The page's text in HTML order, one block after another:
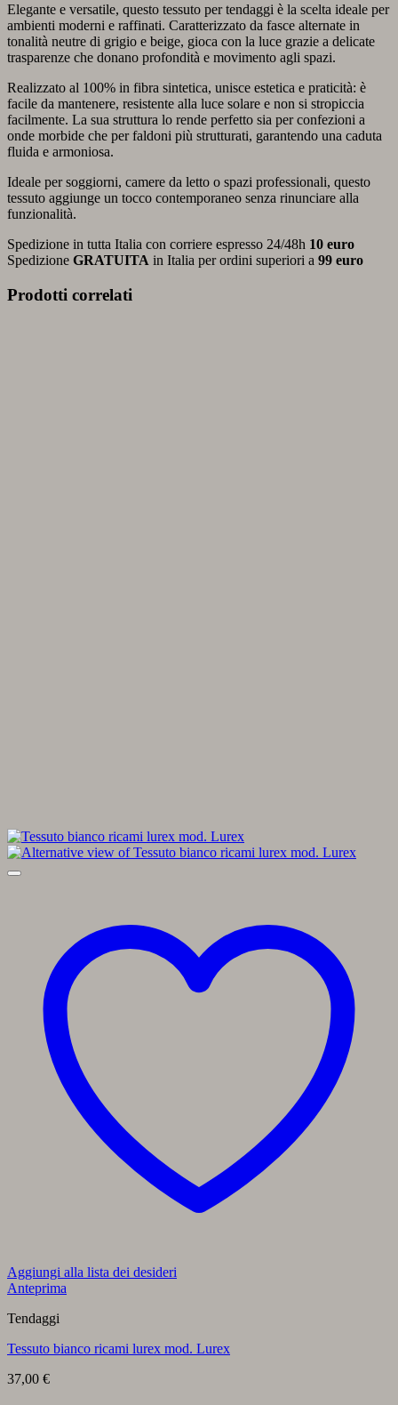
Elegante e versatile, questo tessuto per tendaggi è la scelta ideale per
ambienti moderni e raffinati. Caratterizzato da fasce alternate in
tonalità neutre di grigio e beige, gioca con la luce grazie a delicate
trasparenze che donano profondità e movimento agli spazi.
Realizzato al 100% in fibra sintetica, unisce estetica e praticità: è
facile da mantenere, resistente alla luce solare e non si stropiccia
facilmente. La sua struttura lo rende perfetto sia per confezioni a
onde morbide che per faldoni più strutturati, garantendo una caduta
fluida e armoniosa.
Ideale per soggiorni, camere da letto o spazi professionali, questo
tessuto aggiunge un tocco contemporaneo senza rinunciare alla
funzionalità.
Spedizione in tutta Italia con corriere espresso 24/48h 10 euro
Spedizione GRATUITA in Italia per ordini superiori a 99 euro
Prodotti correlati
Aggiungi alla lista dei desideri
Anteprima
Tendaggi
Tessuto bianco ricami lurex mod. Lurex
37,00 €